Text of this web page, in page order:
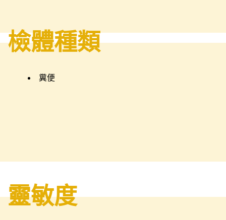
檢體種類
糞便
靈敏度